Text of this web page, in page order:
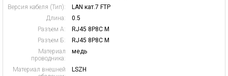
Версия кабеля (Тип):
LAN кат.7 FTP
Длина:
0.5
Разъем А:
RJ45 8P8C M
Разъем Б:
RJ45 8P8C M
Материал
проводника:
медь
Материал внешней
LSZH